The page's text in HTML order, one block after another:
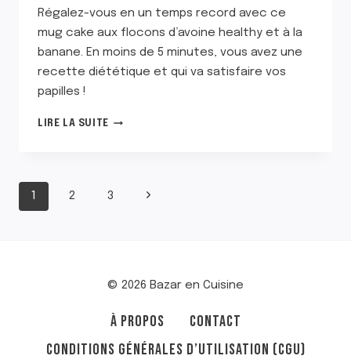
Régalez-vous en un temps record avec ce
mug cake aux flocons d’avoine healthy et à la
banane. En moins de 5 minutes, vous avez une
recette diététique et qui va satisfaire vos
papilles !
LIRE LA SUITEMUG
HEALTHY
NAVIGATION
1 2 3 Page
© 2026 Bazar en Cuisine
À PROPOS
CONTACT
CONDITIONS GÉNÉRALES D’UTILISATION (CGU)